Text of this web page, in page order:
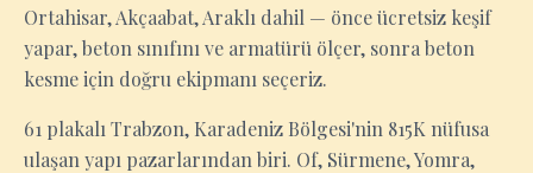
Ortahisar, Akçaabat, Araklı dahil — önce ücretsiz keşif
yapar, beton sınıfını ve armatürü ölçer, sonra beton
kesme için doğru ekipmanı seçeriz.
61 plakalı Trabzon, Karadeniz Bölgesi'nin 815K nüfusa
ulaşan yapı pazarlarından biri. Of, Sürmene, Yomra,